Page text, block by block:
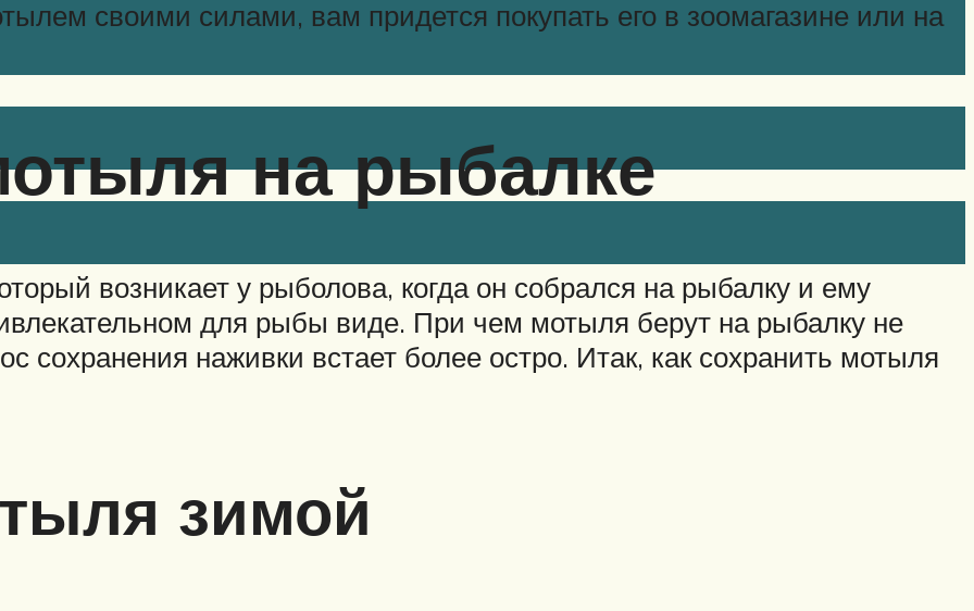
своими силами, вам придется покупать его в зоомагазине или на
на рыбалке
возникает у рыболова, когда он собрался на рыбалку и ему
для рыбы виде. При чем мотыля берут на рыбалку не
сохранения наживки встает более остро. Итак, как сохранить мотыля
зимой